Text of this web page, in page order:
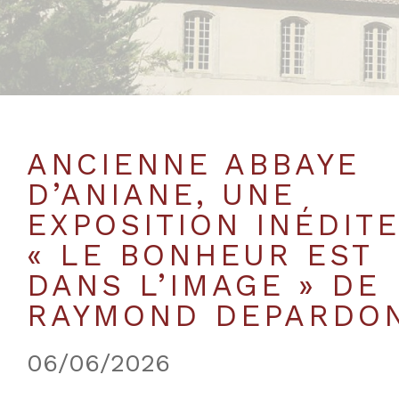
ANCIENNE ABBAYE
D’ANIANE, UNE
EXPOSITION
« LE BONHEUR EST
DANS L’IMAGE » DE
RAYMOND
06/06/2026